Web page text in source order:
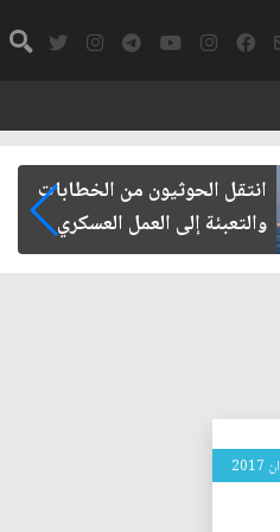
انتقل الحوثيون من الخطابات
والتعبئة إلى العمل العسكري